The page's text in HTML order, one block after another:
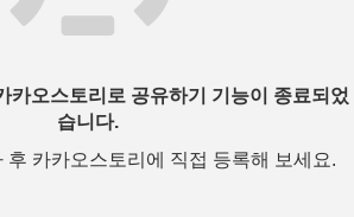
카오스토리로 공유하기 기능이 종료되었
습니다.
후 카카오스토리에 직접 등록해 보세요.